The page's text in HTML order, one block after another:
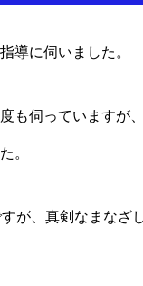
導に伺いました。
も伺っていますが
。
が、真剣なまなざ